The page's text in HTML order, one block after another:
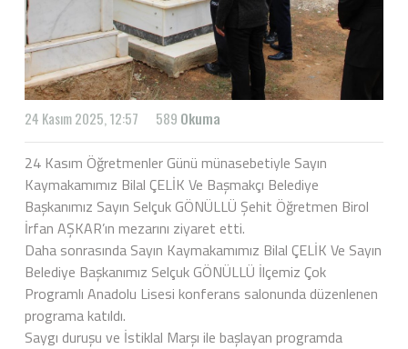
24 Kasım 2025, 12:57 589 Okuma
24 Kasım Öğretmenler Günü münasebetiyle Sayın
Kaymakamımız Bilal ÇELİK Ve Başmakçı Belediye
Başkanımız Sayın Selçuk GÖNÜLLÜ Şehit Öğretmen Birol
İrfan AŞKAR’ın mezarını ziyaret etti.
Daha sonrasında Sayın Kaymakamımız Bilal ÇELİK Ve Sayın
Belediye Başkanımız Selçuk GÖNÜLLÜ İlçemiz Çok
Programlı Anadolu Lisesi konferans salonunda düzenlenen
programa katıldı.
Saygı duruşu ve İstiklal Marşı ile başlayan programda